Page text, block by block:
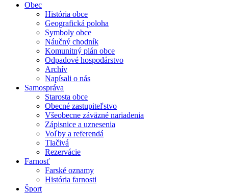
Obec
História obce
Geografická poloha
Symboly obce
Náučný chodník
Komunitný plán obce
Odpadové hospodárstvo
Archív
Napísali o nás
Samospráva
Starosta obce
Obecné zastupiteľstvo
Všeobecne záväzné nariadenia
Zápisnice a uznesenia
Voľby a referendá
Tlačivá
Rezervácie
Farnosť
Farské oznamy
História farnosti
Šport